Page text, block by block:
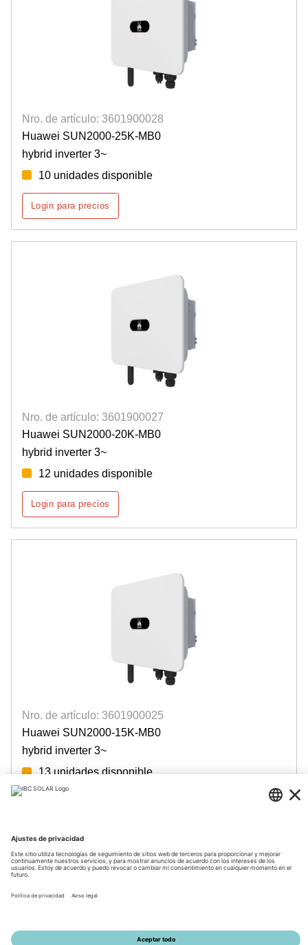
Nro. de artículo: 3601900028
Huawei SUN2000-25K-MB0
hybrid inverter 3~
10 unidades disponible
Login para precios
Nro. de artículo: 3601900027
Huawei SUN2000-20K-MB0
hybrid inverter 3~
12 unidades disponible
Login para precios
Nro. de artículo: 3601900025
Huawei SUN2000-15K-MB0
hybrid inverter 3~
13 unidades disponible
© 2026 by IBC SOLAR AG